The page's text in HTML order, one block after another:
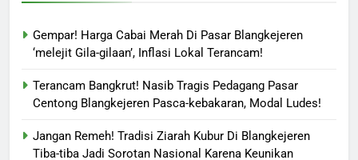
Gempar! Harga Cabai Merah Di Pasar Blangkejeren
‘melejit Gila-gilaan’, Inflasi Lokal Terancam!
Terancam Bangkrut! Nasib Tragis Pedagang Pasar
Centong Blangkejeren Pasca-kebakaran, Modal Ludes!
Jangan Remeh! Tradisi Ziarah Kubur Di Blangkejeren
Tiba-tiba Jadi Sorotan Nasional Karena Keunikan